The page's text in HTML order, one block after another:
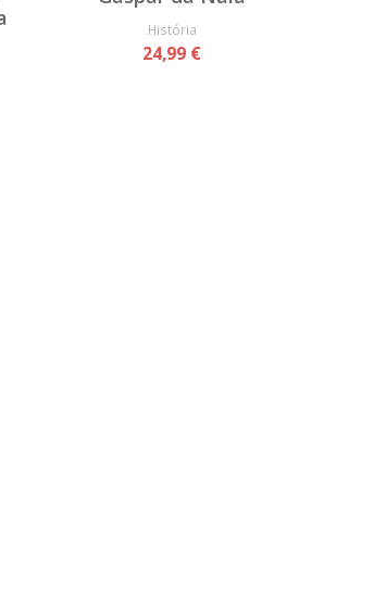
História
24,99 €